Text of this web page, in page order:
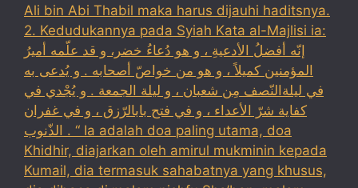
Ali bin Abi Thabil maka harus dijauhi haditsnya.
2. Kedudukannya pada Syiah Kata al-Majlisi ia:
إنّه أفضلُ الأدعيةِ ، و هو دُعاءُ خضر، و قد علّمه أميرُ
المؤمنين كميلاً ، و هو من خواصّ أصحابه . و يُدعى به
في ليلةالنّصف مِن شعبان ، و ليلة الجمعة . و يُجْدي في
كفاية شرّ الأعداء ، و في فتح بابالرّزق ، و في غفران
الذّنوب . “ Ia adalah doa paling utama, doa
Khidhir, diajarkan oleh amirul mukminin kepada
Kumail, dia termasuk sahabatnya yang khusus,